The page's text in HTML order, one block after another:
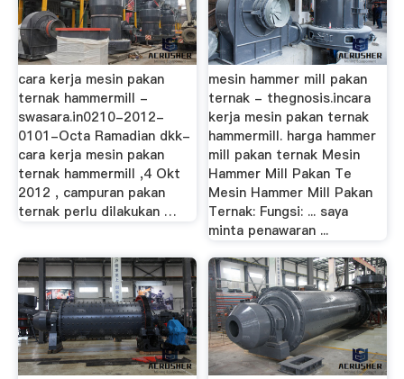
cara kerja mesin pakan
ternak hammermill -
swasara.in0210-2012-
0101-Octa Ramadian dkk-
cara kerja mesin pakan
ternak hammermill ,4 Okt
2012 , campuran pakan
ternak perlu dilakukan …
mesin hammer mill pakan
ternak - thegnosis.incara
kerja mesin pakan ternak
hammermill. harga hammer
mill pakan ternak Mesin
Hammer Mill Pakan Te
Mesin Hammer Mill Pakan
Ternak: Fungsi: ... saya
minta penawaran ...